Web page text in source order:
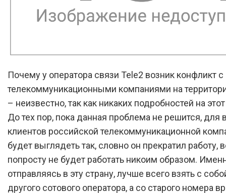
Почему у оператора связи Tele2 возник конфликт
телекоммуникационными компаниями на
– неизвестно, так как никаких подробностей на
До тех пор, пока данная проблема не решится, для
клиентов российской телекоммуникационной
будет выглядеть так, словно он прекратил работу,
попросту не будет работать никоим образом.
отправляясь в эту страну, лучше всего взять с
другого сотового оператора, а со старого номера